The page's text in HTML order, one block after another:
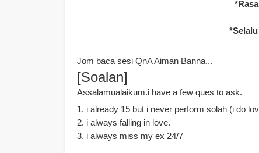
Jom baca sesi QnA Aiman Banna...
[Soalan]
Assalamualaikum.i have a few ques to ask.
1. i already 15 but i never perform solah (i do
2. i always falling in love.
3. i always miss my ex 24/7